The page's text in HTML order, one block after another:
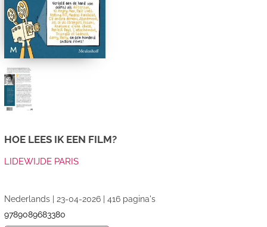
HOE LEES IK EEN FILM?
LIDEWIJDE PARIS
Nederlands | 23-04-2026 | 416 pagina's
9789089683380